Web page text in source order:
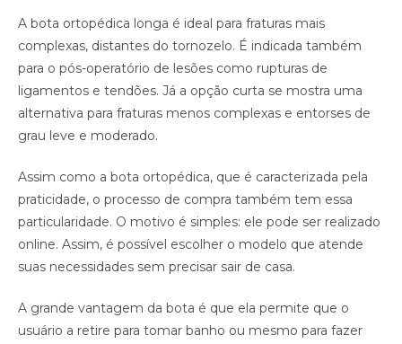
A bota ortopédica longa é ideal para fraturas mais
complexas, distantes do tornozelo. É indicada também
para o pós-operatório de lesões como rupturas de
ligamentos e tendões. Já a opção curta se mostra uma
alternativa para fraturas menos complexas e entorses de
grau leve e moderado.
Assim como a bota ortopédica, que é caracterizada pela
praticidade, o processo de compra também tem essa
particularidade. O motivo é simples: ele pode ser realizado
online. Assim, é possível escolher o modelo que atende
suas necessidades sem precisar sair de casa.
A grande vantagem da bota é que ela permite que o
usuário a retire para tomar banho ou mesmo para fazer